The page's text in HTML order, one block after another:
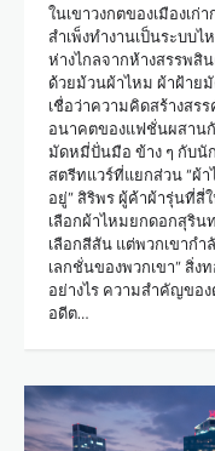
ในเขาวงกตของเมืองเ
สำเพ็งทำงานเป็นระบบ
ห่างไกลจากห้างสรรพสิ
ด้วยม้วนผ้าไหม ผ้าฝ้าย
เชื่อว่าความคิดสร้างสร
อนาคตของแฟชั่นผสาน
มัดหมี่ปั่นมือ ข้าง ๆ กับนั
สตรีทแวร์ที่แยกส่วน “
อยู่” สิริพร ผู้ค้าผ้ารุ่นที่สี่
เลือกผ้าไหมยกดอกสุริ
เลือกสีสัน แต่พวกเขากำ
เลกชั่นของพวกเขา” สิ่
อย่างไร ความสำคัญขอ
อดีต…